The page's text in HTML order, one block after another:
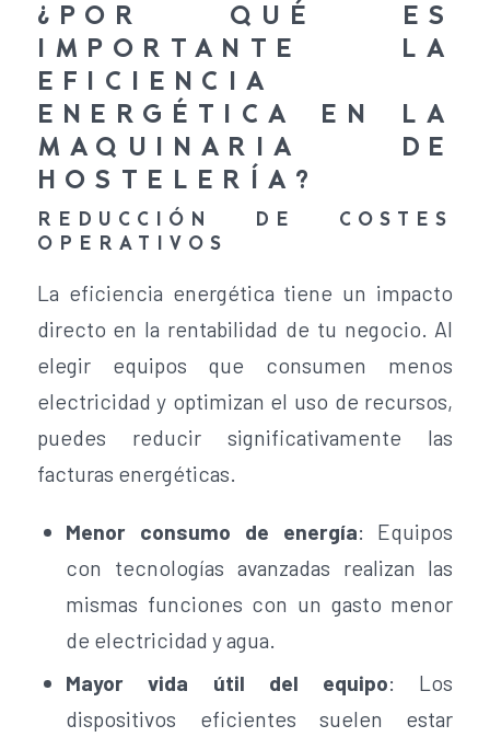
¿POR QUÉ ES
IMPORTANTE LA
EFICIENCIA
ENERGÉTICA EN LA
MAQUINARIA DE
HOSTELERÍA?
REDUCCIÓN DE COSTES
OPERATIVOS
La eficiencia energética tiene un impacto
directo en la rentabilidad de tu negocio. Al
elegir equipos que consumen menos
electricidad y optimizan el uso de recursos,
puedes reducir significativamente las
facturas energéticas.
Menor consumo de energía: Equipos
con tecnologías avanzadas realizan las
mismas funciones con un gasto menor
de electricidad y agua.
Mayor vida útil del equipo: Los
dispositivos eficientes suelen estar